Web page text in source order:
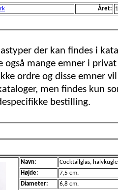
Året:
der kan findes i
også mange emner i
ordre og disse emner
men findes kun
bestilling.
Navn:
Cocktailglas,
Højde:
7,5 cm.
Diameter:
6,8 cm.